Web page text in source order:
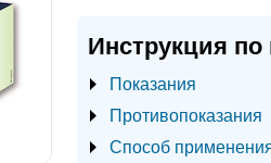
Инструкция
Показания
Противопоказания
Способ